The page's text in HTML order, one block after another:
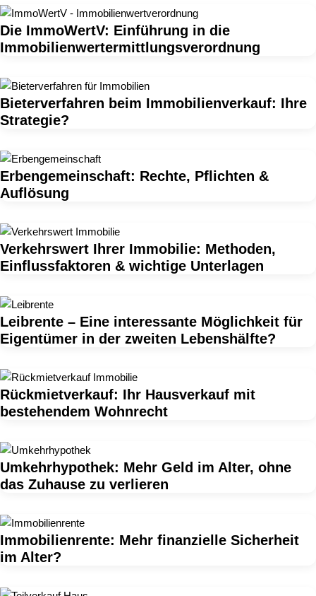
Die ImmoWertV: Einführung in die
Immobilienwertermittlungsverordnung
Bieterverfahren beim Immobilienverkauf: Ihre
Strategie?
Erbengemeinschaft: Rechte, Pflichten &
Auflösung
Verkehrswert Ihrer Immobilie: Methoden,
Einflussfaktoren & wichtige Unterlagen
Leibrente – Eine interessante Möglichkeit für
Eigentümer in der zweiten Lebenshälfte?
Rückmietverkauf: Ihr Hausverkauf mit
bestehendem Wohnrecht
Umkehrhypothek: Mehr Geld im Alter, ohne
das Zuhause zu verlieren
Immobilienrente: Mehr finanzielle Sicherheit
im Alter?